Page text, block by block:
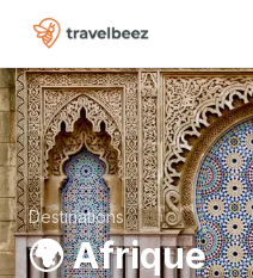
Destinations
🌍Afrique